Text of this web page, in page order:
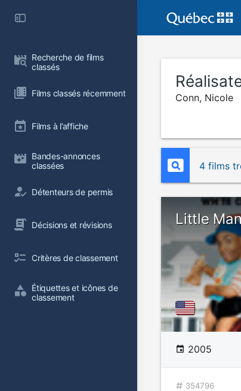
Recherche de films
classés
Films classés récemment
Films à l’affiche
Bandes-annonces
classées
Détenteurs de permis
Décisions et révisions
Critères de classement
Étiquettes et icônes de
classement
Conn, Nicole
4 films
Little
2005
354796